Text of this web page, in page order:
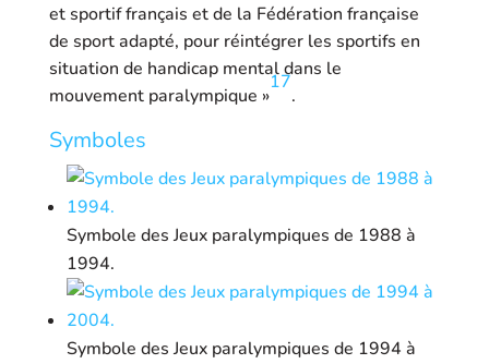
et sportif français et de la Fédération française
de sport adapté, pour réintégrer les sportifs en
situation de handicap mental dans le
mouvement paralympique »
17
.
Symboles
Symbole des Jeux paralympiques de 1988 à
1994.
Symbole des Jeux paralympiques de 1994 à